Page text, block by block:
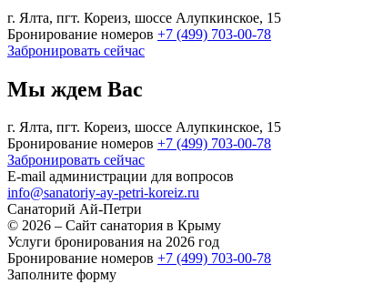
г. Ялта, пгт. Кореиз, шоссе Алупкинское, 15
Бронирование номеров +7 (499) 703-00-78
Забронировать сейчас
Мы ждем Вас
г. Ялта, пгт. Кореиз, шоссе Алупкинское, 15
Бронирование номеров +7 (499) 703-00-78
Забронировать сейчас
E-mail администрации для вопросов
info@sanatoriy-ay-petri-koreiz.ru
Санаторий Ай-Петри
© 2026 – Сайт санатория в Крыму
Услуги бронирования на 2026 год
Бронирование номеров +7 (499) 703-00-78
Заполните форму